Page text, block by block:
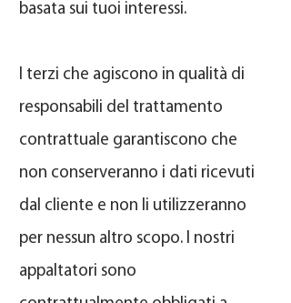
basata sui tuoi interessi.
I terzi che agiscono in qualità di
responsabili del trattamento
contrattuale garantiscono che
non conserveranno i dati ricevuti
dal cliente e non li utilizzeranno
per nessun altro scopo. I nostri
appaltatori sono